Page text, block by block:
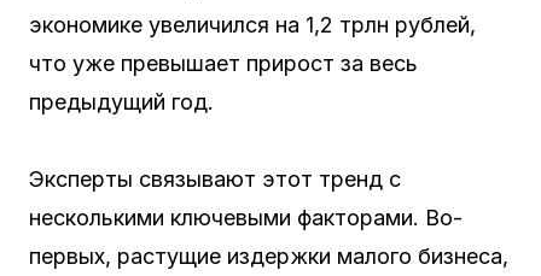
экономике увеличился на 1,2 трлн рублей,
что уже превышает прирост за весь
предыдущий год.
Эксперты связывают этот тренд с
несколькими ключевыми факторами. Во-
первых, растущие издержки малого бизнеса,